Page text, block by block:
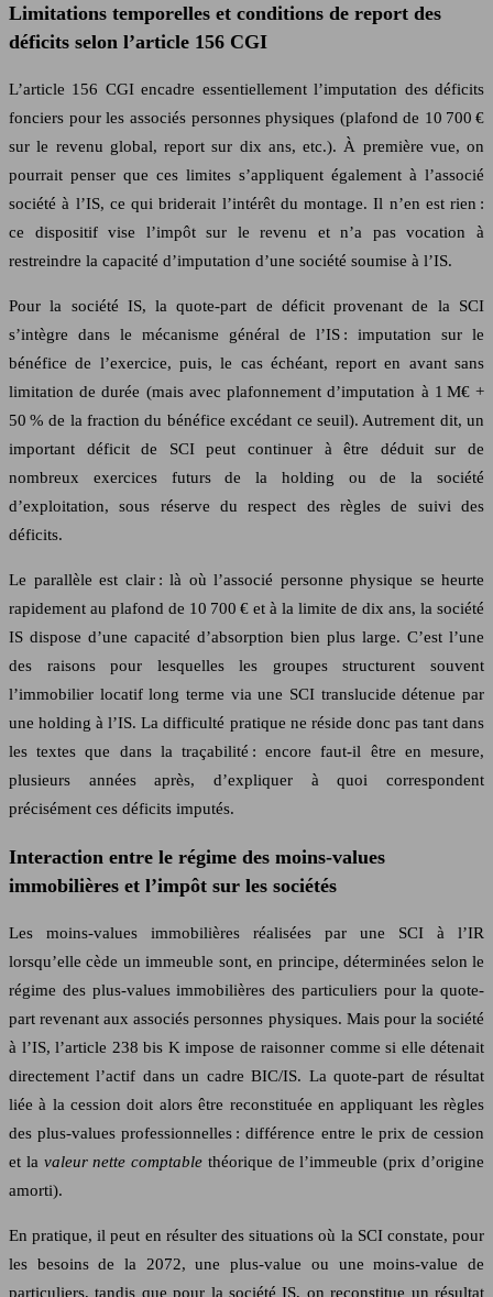
Limitations temporelles et conditions de report des
déficits selon l’article 156 CGI
L’article 156 CGI encadre essentiellement l’imputation des déficits
fonciers pour les associés personnes physiques (plafond de 10 700 €
sur le revenu global, report sur dix ans, etc.). À première vue, on
pourrait penser que ces limites s’appliquent également à l’associé
société à l’IS, ce qui briderait l’intérêt du montage. Il n’en est rien :
ce dispositif vise l’impôt sur le revenu et n’a pas vocation à
restreindre la capacité d’imputation d’une société soumise à l’IS.
Pour la société IS, la quote-part de déficit provenant de la SCI
s’intègre dans le mécanisme général de l’IS : imputation sur le
bénéfice de l’exercice, puis, le cas échéant, report en avant sans
limitation de durée (mais avec plafonnement d’imputation à 1 M€ +
50 % de la fraction du bénéfice excédant ce seuil). Autrement dit, un
important déficit de SCI peut continuer à être déduit sur de
nombreux exercices futurs de la holding ou de la société
d’exploitation, sous réserve du respect des règles de suivi des
déficits.
Le parallèle est clair : là où l’associé personne physique se heurte
rapidement au plafond de 10 700 € et à la limite de dix ans, la société
IS dispose d’une capacité d’absorption bien plus large. C’est l’une
des raisons pour lesquelles les groupes structurent souvent
l’immobilier locatif long terme via une SCI translucide détenue par
une holding à l’IS. La difficulté pratique ne réside donc pas tant dans
les textes que dans la traçabilité : encore faut-il être en mesure,
plusieurs années après, d’expliquer à quoi correspondent
précisément ces déficits imputés.
Interaction entre le régime des moins-values
immobilières et l’impôt sur les sociétés
Les moins-values immobilières réalisées par une SCI à l’IR
lorsqu’elle cède un immeuble sont, en principe, déterminées selon le
régime des plus-values immobilières des particuliers pour la quote-
part revenant aux associés personnes physiques. Mais pour la société
à l’IS, l’article 238 bis K impose de raisonner comme si elle détenait
directement l’actif dans un cadre BIC/IS. La quote-part de résultat
liée à la cession doit alors être reconstituée en appliquant les règles
des plus-values professionnelles : différence entre le prix de cession
et la valeur nette comptable théorique de l’immeuble (prix d’origine
amorti).
En pratique, il peut en résulter des situations où la SCI constate, pour
les besoins de la 2072, une plus-value ou une moins-value de
particuliers, tandis que pour la société IS, on reconstitue un résultat